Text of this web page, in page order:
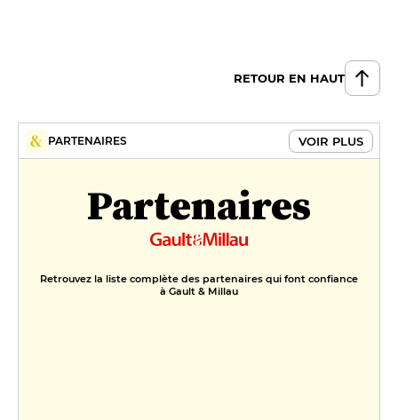
RETOUR EN HAUT
PARTENAIRES VOIR PLUS
Partenaires
Retrouvez la liste complète des partenaires qui font confiance
à Gault & Millau